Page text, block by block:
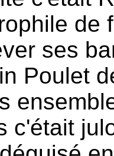
de
ses
Poulet
c'était